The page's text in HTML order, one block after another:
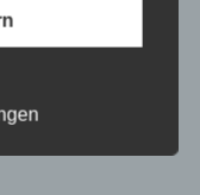
so
Angebot
ist
Daten